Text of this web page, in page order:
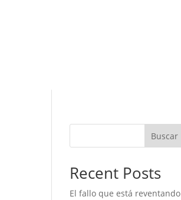
Buscar
Recent Posts
El fallo que está reventando